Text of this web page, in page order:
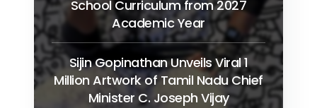
School Curriculum from 2027
Academic Year
Sijin Gopinathan Unveils Viral 1
Million Artwork of Tamil Nadu Chief
Minister C. Joseph Vijay